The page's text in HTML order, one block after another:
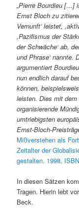
„Pierre Bourdieu […]
Ernst Bloch zu
Vernunft‘ leistet,
,Pazifismus der
der Schwäche‘ ab,
und Phrase‘ nannte.
argumentiert
nun endlich darauf
können,
leisten. Dies mit
organisierende
umtriebigsten
Ernst-Bloch-
Mißverstehen als
Zeitalter der
gestalten. 1998,
In diesen Sätzen
Tragen. Hierin lebt
Beck.